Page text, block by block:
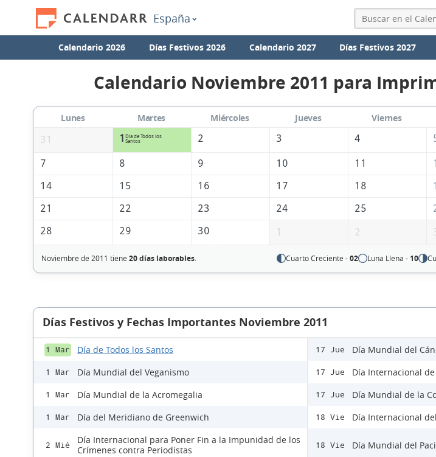
España
Calendario 2026 Días Festivos 2026 Calendario 2027 Días Festivos 2027
Calendario Noviembre 2011 para
Lunes Martes Miércoles Jueves Viernes
31
1 Día de Todos los
Santos
2 3 4
7 8 9 10 11
14
15 16 17 18
21
22 23 24 25
28
29 30 1 2
Noviembre de 2011 tiene 20 días laborables. Cuarto Creciente -02 Luna Llena - 10
Días Festivos y Fechas Importantes Noviembre 2011
1 Mar Día de Todos los Santos
1 Mar Día Mundial del Veganismo
1 Mar Día Mundial de la Acromegalia
1 Mar Día del Meridiano de Greenwich
2 Mié
Día Internacional para Poner Fin a la Impunidad de los
Crímenes contra Periodistas
17 Jue Día Mundial del
17 Jue Día Internacional
17 Jue Día Mundial de la
18 Vie Día Internacional
18 Vie Día Mundial del